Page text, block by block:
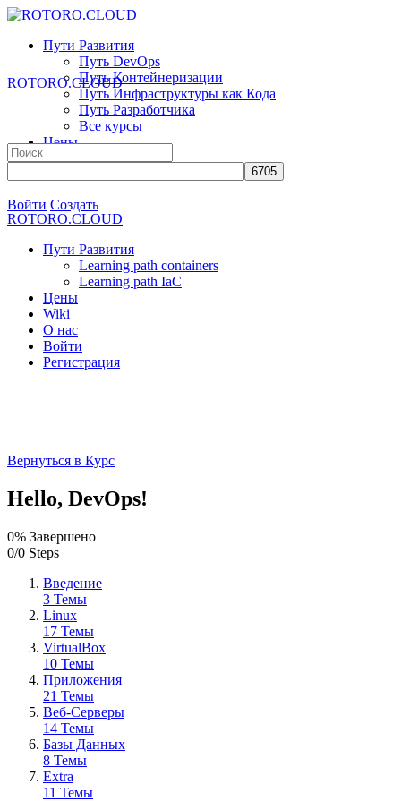
Toggle
Panel
Пути Развития
Путь DevOps
Путь Контейнеризации
Путь Инфраструктуры как Кода
Путь Разработчика
Все курсы
Цены
Wiki
More
options
Войти Создать
ROTORO.CLOUD
Search
for:
ROTORO.CLOUD
Пути Развития
Learning path containers
Learning path IaC
Цены
Wiki
О нас
Войти
Регистрация
Вернуться в Курс
Hello, DevOps!
0% Завершено
0/0 Steps
Введение
3 Темы
Linux
17 Темы
VirtualBox
10 Темы
Приложения
21 Темы
Веб-Серверы
14 Темы
Базы Данных
8 Темы
Extra
11 Темы